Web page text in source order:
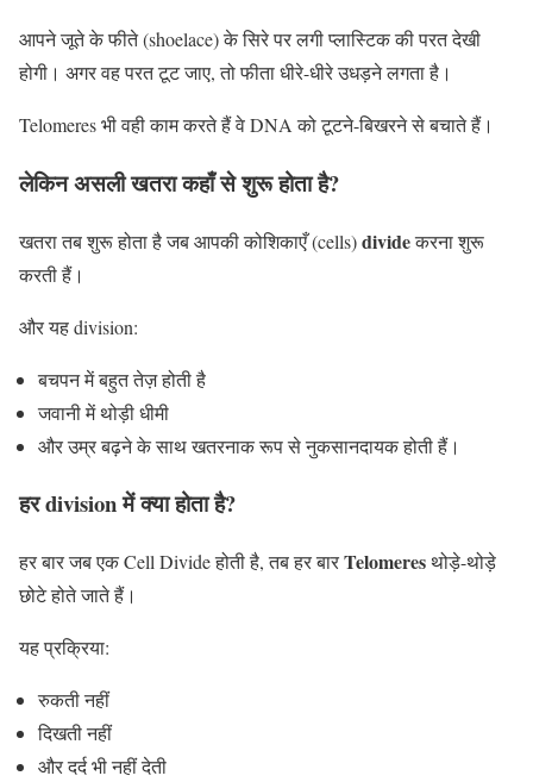
आपने जूते के फीते (shoelace) के सिरे पर लगी प्लास्टिक की परत देखी
होगी। अगर वह परत टूट जाए, तो फीता धीरे-धीरे उधड़ने लगता है।
Telomeres भी वही काम करते हैं वे DNA को टूटने-बिखरने से बचाते हैं।
लेकिन असली खतरा कहाँ से शुरू होता है?
खतरा तब शुरू होता है जब आपकी कोशिकाएँ (cells)divideकरना शुरू
करती हैं।
और यह division:
बचपन में बहुत तेज़ होती है
जवानी में थोड़ी धीमी
और उम्र बढ़ने के साथ खतरनाक रूप से नुकसानदायक होती हैं।
हर division में क्या होता है?
हर बार जब एक Cell Divide होती है, तब हर बारTelomeresथोड़े-थोड़े
छोटे होते जाते हैं।
यह प्रक्रिया:
रुकती नहीं
दिखती नहीं
और दर्द भी नहीं देती